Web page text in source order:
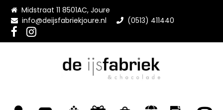
Midstraat 11 8501AC, Joure
info@deijsfabriekjoure.nl
(0513) 411440